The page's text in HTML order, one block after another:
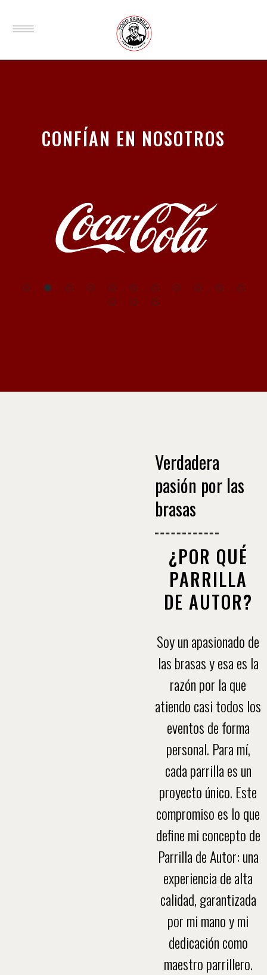
CONFÍAN EN NOSOTROS
Verdadera
pasión por las
brasas
¿POR QUÉ
PARRILLA
DE AUTOR?
Soy un apasionado de
las brasas y esa es la
razón por la que
atiendo casi todos los
eventos de forma
personal. Para mí,
cada parrilla es un
proyecto único. Este
compromiso es lo que
define mi concepto de
Parrilla de Autor: una
experiencia de alta
calidad, garantizada
por mi mano y mi
dedicación como
maestro parrillero.